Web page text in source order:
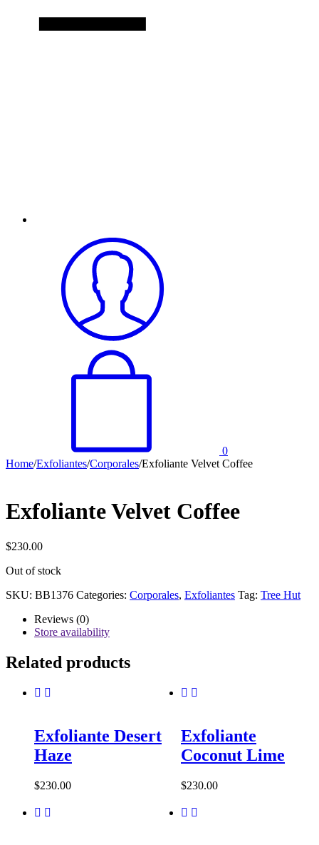
0
Home/Exfoliantes/Corporales/Exfoliante Velvet Coffee
Exfoliante Velvet Coffee
$230.00
Out of stock
SKU: BB1376 Categories: Corporales, Exfoliantes Tag: Tree Hut
Reviews (0)
Store availability
Related products
Exfoliante Desert
Haze
$230.00
Exfoliante
Coconut Lime
$230.00